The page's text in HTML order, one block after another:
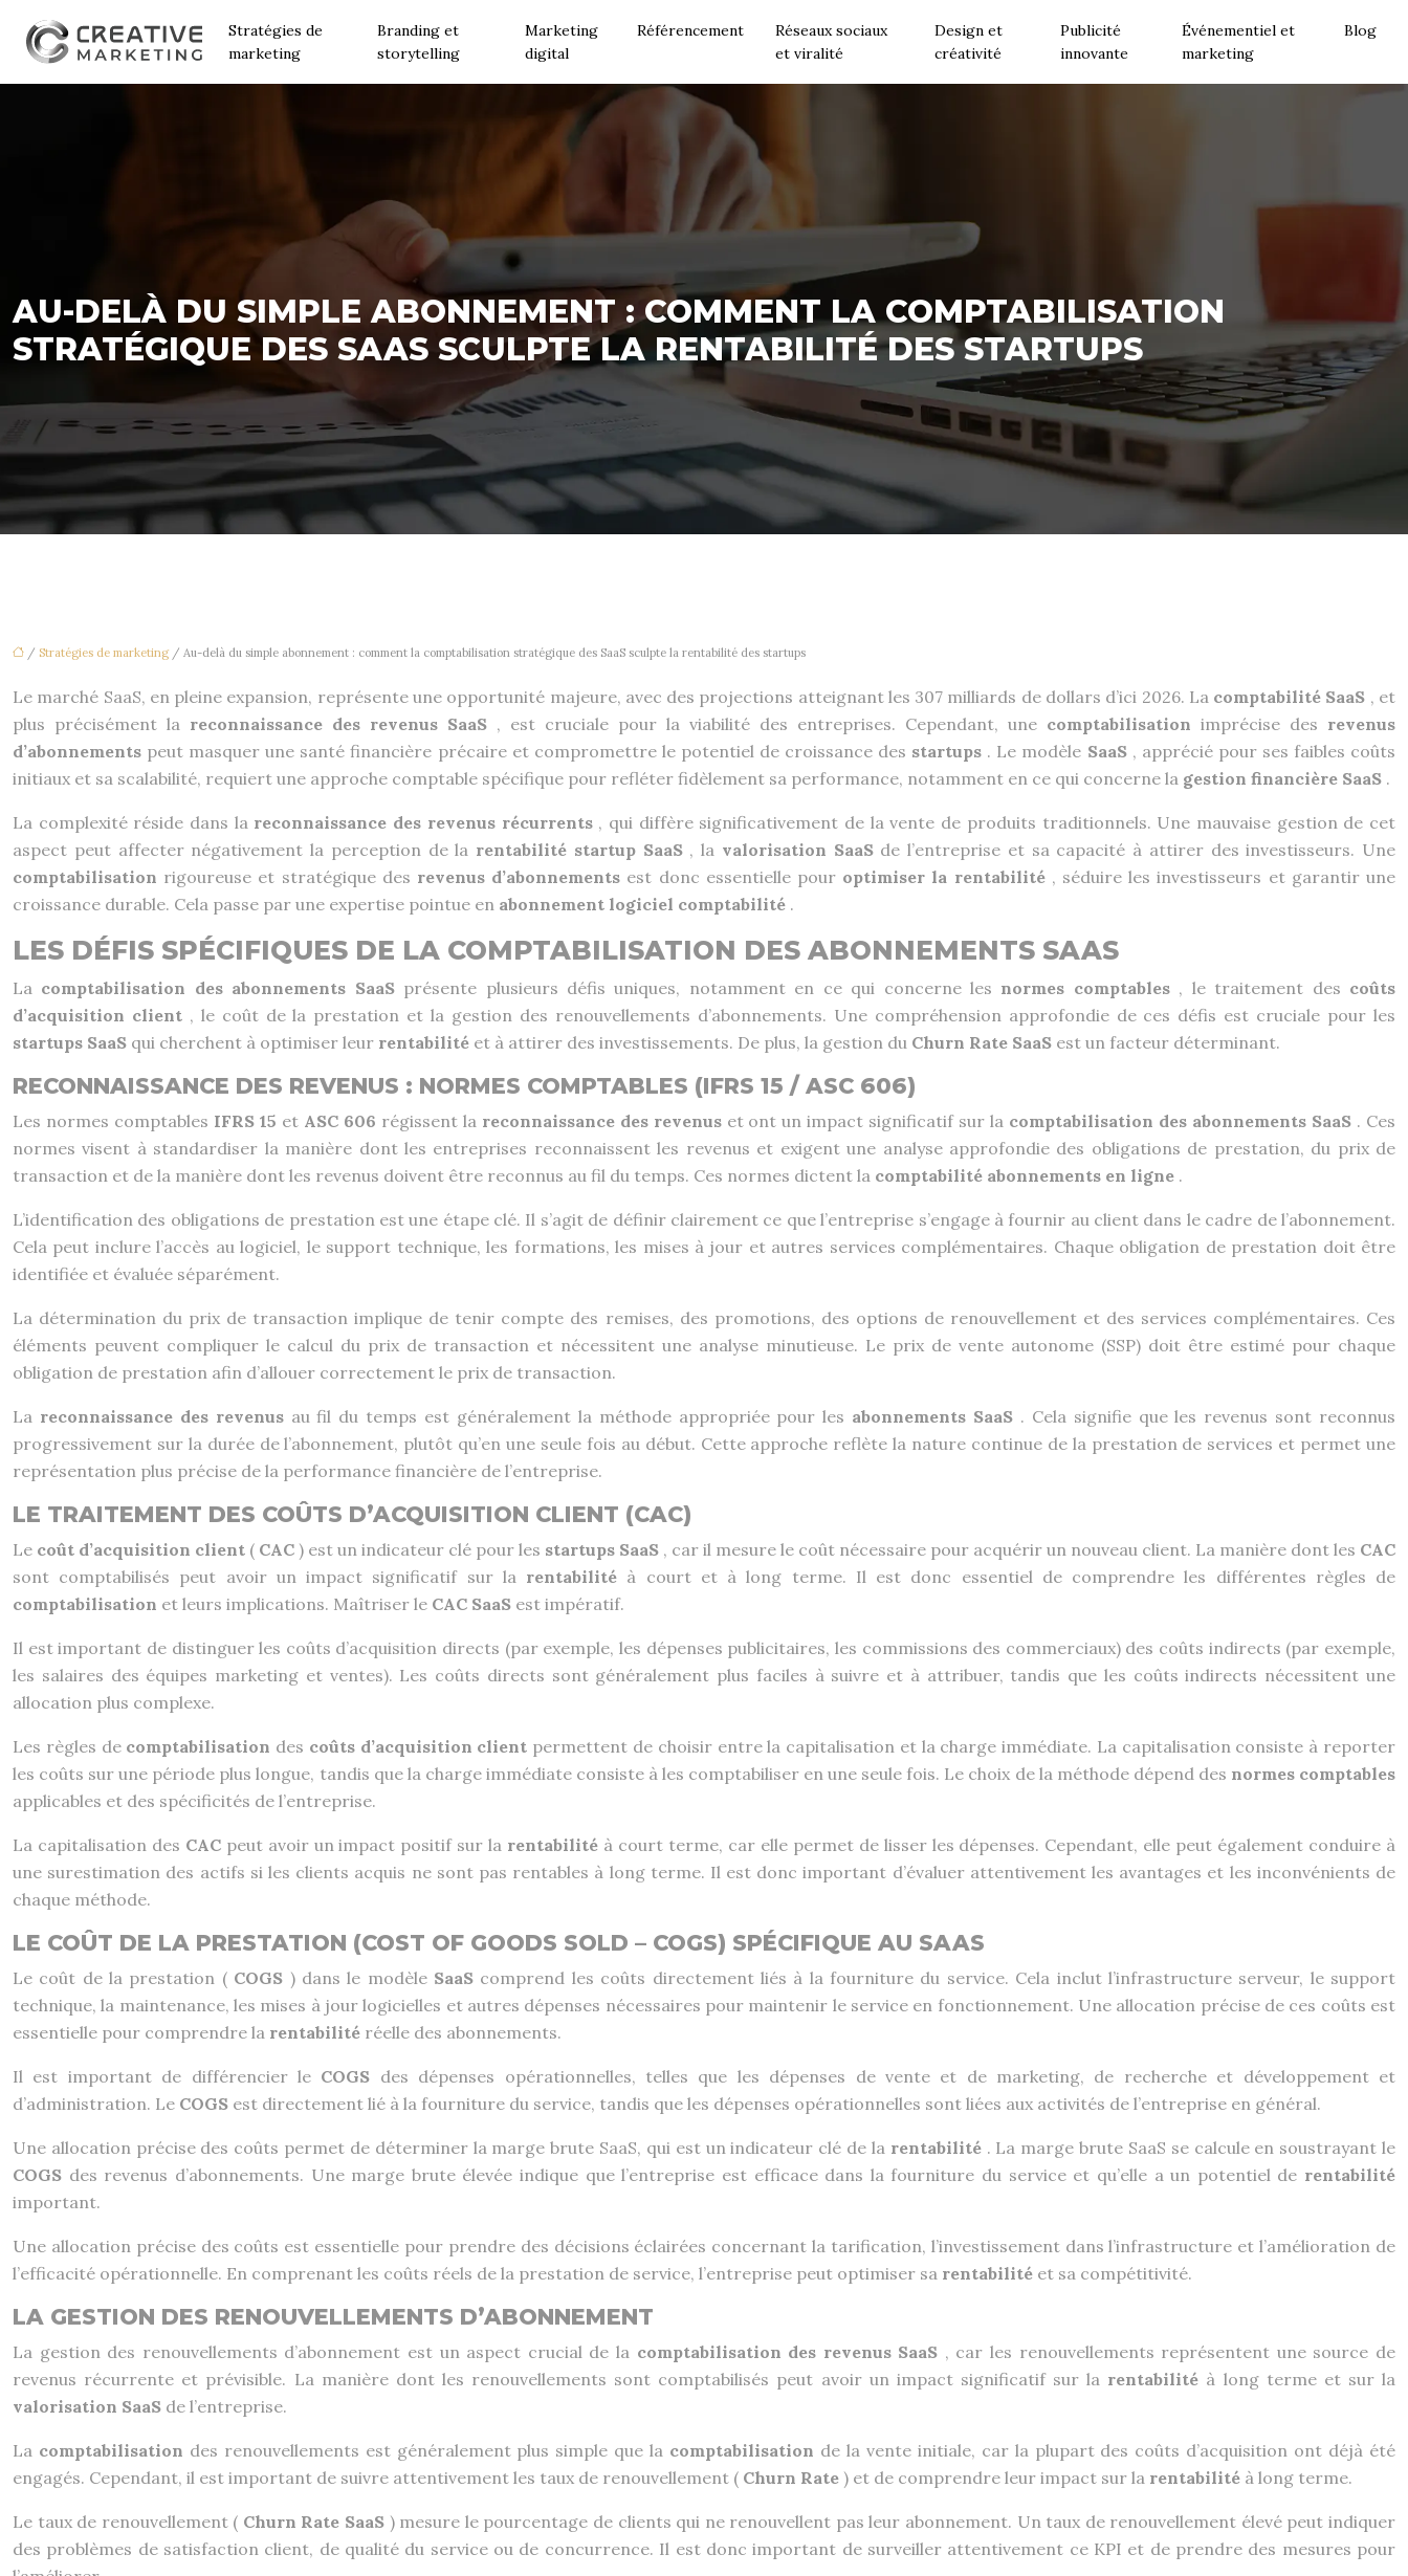
Stratégies de
marketing
Branding et
storytelling
Marketing
digital
Référencement
Réseaux sociaux
et viralité
Design et
créativité
Publicité
innovante
Événementiel et
marketing
Blog
AU-DELÀ DU SIMPLE ABONNEMENT : COMMENT LA COMPTABILISATION
STRATÉGIQUE DES SAAS SCULPTE LA RENTABILITÉ DES STARTUPS
/ Stratégies de marketing/ Au-delà du simple abonnement : comment la comptabilisation stratégique des SaaS sculpte la rentabilité des startups
Le marché SaaS, en pleine expansion, représente une opportunité majeure, avec des projections atteignant les 307 milliards de dollars d’ici 2026. La comptabilité SaaS , et
plus précisément la reconnaissance des revenus SaaS , est cruciale pour la viabilité des entreprises. Cependant, une comptabilisation imprécise des revenus
d’abonnements peut masquer une santé financière précaire et compromettre le potentiel de croissance des startups . Le modèle SaaS , apprécié pour ses faibles coûts
initiaux et sa scalabilité, requiert une approche comptable spécifique pour refléter fidèlement sa performance, notamment en ce qui concerne la gestion financière SaaS .
La complexité réside dans la reconnaissance des revenus récurrents , qui diffère significativement de la vente de produits traditionnels. Une mauvaise gestion de cet
aspect peut affecter négativement la perception de la rentabilité startup SaaS , la valorisation SaaS de l’entreprise et sa capacité à attirer des investisseurs. Une
comptabilisation rigoureuse et stratégique des revenus d’abonnements est donc essentielle pour optimiser la rentabilité , séduire les investisseurs et garantir une
croissance durable. Cela passe par une expertise pointue en abonnement logiciel comptabilité .
LES DÉFIS SPÉCIFIQUES DE LA COMPTABILISATION DES ABONNEMENTS SAAS
La comptabilisation des abonnements SaaS présente plusieurs défis uniques, notamment en ce qui concerne les normes comptables , le traitement des coûts
d’acquisition client , le coût de la prestation et la gestion des renouvellements d’abonnements. Une compréhension approfondie de ces défis est cruciale pour les
startups SaaS qui cherchent à optimiser leur rentabilité et à attirer des investissements. De plus, la gestion du Churn Rate SaaS est un facteur déterminant.
RECONNAISSANCE DES REVENUS : NORMES COMPTABLES (IFRS 15 / ASC 606)
Les normes comptables IFRS 15 et ASC 606 régissent la reconnaissance des revenus et ont un impact significatif sur la comptabilisation des abonnements SaaS . Ces
normes visent à standardiser la manière dont les entreprises reconnaissent les revenus et exigent une analyse approfondie des obligations de prestation, du prix de
transaction et de la manière dont les revenus doivent être reconnus au fil du temps. Ces normes dictent la comptabilité abonnements en ligne .
L’identification des obligations de prestation est une étape clé. Il s’agit de définir clairement ce que l’entreprise s’engage à fournir au client dans le cadre de l’abonnement.
Cela peut inclure l’accès au logiciel, le support technique, les formations, les mises à jour et autres services complémentaires. Chaque obligation de prestation doit être
identifiée et évaluée séparément.
La détermination du prix de transaction implique de tenir compte des remises, des promotions, des options de renouvellement et des services complémentaires. Ces
éléments peuvent compliquer le calcul du prix de transaction et nécessitent une analyse minutieuse. Le prix de vente autonome (SSP) doit être estimé pour chaque
obligation de prestation afin d’allouer correctement le prix de transaction.
La reconnaissance des revenus au fil du temps est généralement la méthode appropriée pour les abonnements SaaS . Cela signifie que les revenus sont reconnus
progressivement sur la durée de l’abonnement, plutôt qu’en une seule fois au début. Cette approche reflète la nature continue de la prestation de services et permet une
représentation plus précise de la performance financière de l’entreprise.
LE TRAITEMENT DES COÛTS D’ACQUISITION CLIENT (CAC)
Le coût d’acquisition client ( CAC ) est un indicateur clé pour les startups SaaS , car il mesure le coût nécessaire pour acquérir un nouveau client. La manière dont les CAC
sont comptabilisés peut avoir un impact significatif sur la rentabilité à court et à long terme. Il est donc essentiel de comprendre les différentes règles de
comptabilisation et leurs implications. Maîtriser le CAC SaaS est impératif.
Il est important de distinguer les coûts d’acquisition directs (par exemple, les dépenses publicitaires, les commissions des commerciaux) des coûts indirects (par exemple,
les salaires des équipes marketing et ventes). Les coûts directs sont généralement plus faciles à suivre et à attribuer, tandis que les coûts indirects nécessitent une
allocation plus complexe.
Les règles de comptabilisation des coûts d’acquisition client permettent de choisir entre la capitalisation et la charge immédiate. La capitalisation consiste à reporter
les coûts sur une période plus longue, tandis que la charge immédiate consiste à les comptabiliser en une seule fois. Le choix de la méthode dépend des normes comptables
applicables et des spécificités de l’entreprise.
La capitalisation des CAC peut avoir un impact positif sur la rentabilité à court terme, car elle permet de lisser les dépenses. Cependant, elle peut également conduire à
une surestimation des actifs si les clients acquis ne sont pas rentables à long terme. Il est donc important d’évaluer attentivement les avantages et les inconvénients de
chaque méthode.
LE COÛT DE LA PRESTATION (COST OF GOODS SOLD – COGS) SPÉCIFIQUE AU SAAS
Le coût de la prestation ( COGS ) dans le modèle SaaS comprend les coûts directement liés à la fourniture du service. Cela inclut l’infrastructure serveur, le support
technique, la maintenance, les mises à jour logicielles et autres dépenses nécessaires pour maintenir le service en fonctionnement. Une allocation précise de ces coûts est
essentielle pour comprendre la rentabilité réelle des abonnements.
Il est important de différencier le COGS des dépenses opérationnelles, telles que les dépenses de vente et de marketing, de recherche et développement et
d’administration. Le COGS est directement lié à la fourniture du service, tandis que les dépenses opérationnelles sont liées aux activités de l’entreprise en général.
Une allocation précise des coûts permet de déterminer la marge brute SaaS, qui est un indicateur clé de la rentabilité . La marge brute SaaS se calcule en soustrayant le
COGS des revenus d’abonnements. Une marge brute élevée indique que l’entreprise est efficace dans la fourniture du service et qu’elle a un potentiel de rentabilité
important.
Une allocation précise des coûts est essentielle pour prendre des décisions éclairées concernant la tarification, l’investissement dans l’infrastructure et l’amélioration de
l’efficacité opérationnelle. En comprenant les coûts réels de la prestation de service, l’entreprise peut optimiser sa rentabilité et sa compétitivité.
LA GESTION DES RENOUVELLEMENTS D’ABONNEMENT
La gestion des renouvellements d’abonnement est un aspect crucial de la comptabilisation des revenus SaaS , car les renouvellements représentent une source de
revenus récurrente et prévisible. La manière dont les renouvellements sont comptabilisés peut avoir un impact significatif sur la rentabilité à long terme et sur la
valorisation SaaS de l’entreprise.
La comptabilisation des renouvellements est généralement plus simple que la comptabilisation de la vente initiale, car la plupart des coûts d’acquisition ont déjà été
engagés. Cependant, il est important de suivre attentivement les taux de renouvellement ( Churn Rate ) et de comprendre leur impact sur la rentabilité à long terme.
Le taux de renouvellement ( Churn Rate SaaS ) mesure le pourcentage de clients qui ne renouvellent pas leur abonnement. Un taux de renouvellement élevé peut indiquer
des problèmes de satisfaction client, de qualité du service ou de concurrence. Il est donc important de surveiller attentivement ce KPI et de prendre des mesures pour